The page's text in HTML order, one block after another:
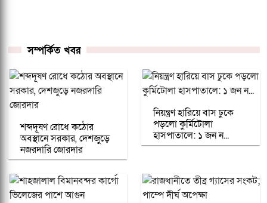
সম্পর্কিত খবর
শব্দদূষণ রোধে কঠোর
অবস্থানে সরকার, দেশজুড়ে
নজরদারি জোরদার
নিয়ন্ত্রণ হারিয়ে বাস ঢুকে
পড়লো কুর্মিটোলা
হাসপাতালে: ১ জন ন...